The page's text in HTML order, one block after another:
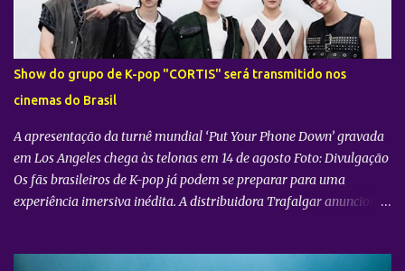
Show do grupo de K-pop "CORTIS" será transmitido nos
cinemas do Brasil
A apresentação da turnê mundial ‘Put Your Phone Down’ gravada
em Los Angeles chega às telonas em 14 de agosto Foto: Divulgação
Os fãs brasileiros de K-pop já podem se preparar para uma
experiência imersiva inédita. A distribuidora Trafalgar anunciou o